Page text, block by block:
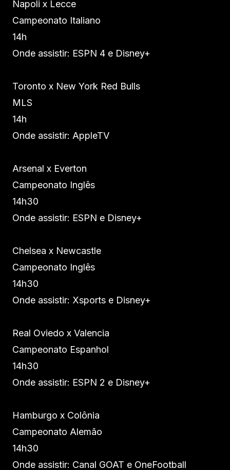
Napoli x Lecce
Campeonato Italiano
14h
Onde assistir: ESPN 4 e Disney+
Toronto x New York Red Bulls
MLS
14h
Onde assistir: AppleTV
Arsenal x Everton
Campeonato Inglês
14h30
Onde assistir: ESPN e Disney+
Chelsea x Newcastle
Campeonato Inglês
14h30
Onde assistir: Xsports e Disney+
Real Oviedo x Valencia
Campeonato Espanhol
14h30
Onde assistir: ESPN 2 e Disney+
Hamburgo x Colônia
Campeonato Alemão
14h30
Onde assistir: Canal GOAT e OneFootball